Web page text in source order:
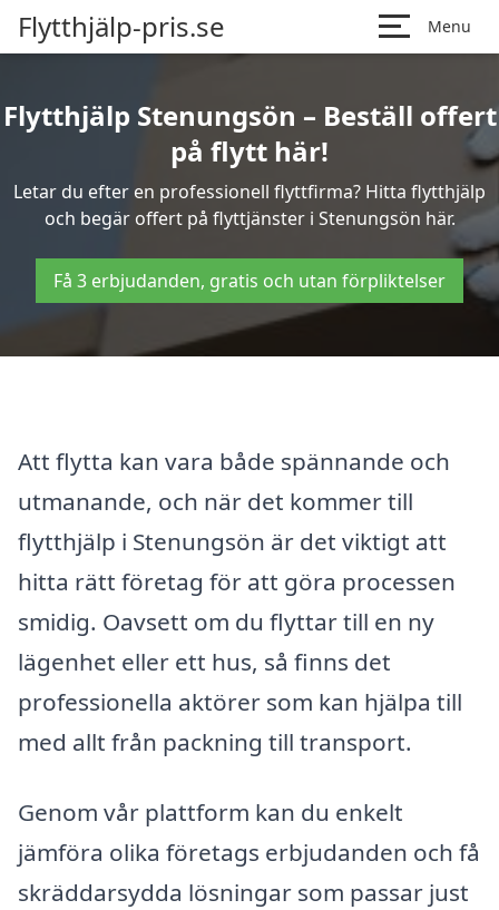
Flytthjälp-pris.se Menu
Flytthjälp Stenungsön – Beställ offert
på flytt här!
Letar du efter en professionell flyttfirma? Hitta flytthjälp
och begär offert på flyttjänster i Stenungsön här.
Få 3 erbjudanden, gratis och utan förpliktelser
Att flytta kan vara både spännande och
utmanande, och när det kommer till
flytthjälp i Stenungsön är det viktigt att
hitta rätt företag för att göra processen
smidig. Oavsett om du flyttar till en ny
lägenhet eller ett hus, så finns det
professionella aktörer som kan hjälpa till
med allt från packning till transport.
Genom vår plattform kan du enkelt
jämföra olika företags erbjudanden och få
skräddarsydda lösningar som passar just